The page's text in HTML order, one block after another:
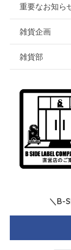
重要なお知ら
雑貨企画
雑貨部
＼B-